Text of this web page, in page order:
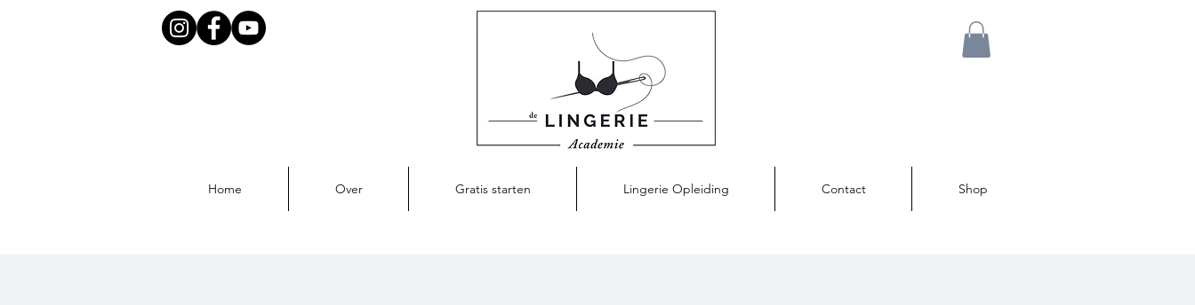
Home Over Gratis starten Lingerie Opleiding Contact Shop